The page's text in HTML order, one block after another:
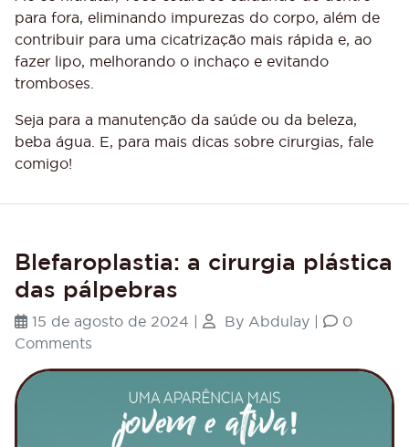
para fora, eliminando impurezas do corpo, além de
contribuir para uma cicatrização mais rápida e, ao
fazer lipo, melhorando o inchaço e evitando
tromboses.
Seja para a manutenção da saúde ou da beleza,
beba água. E, para mais dicas sobre cirurgias, fale
comigo!
Blefaroplastia: a cirurgia plástica
das pálpebras
15 de agosto de 2024 | By Abdulay |
0
Comments